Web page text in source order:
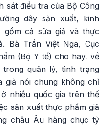
sát điều tra của Bộ Công
dây sản xuất, kinh
gồm cả sữa giả và thực
Bà Trần Việt Nga, Cục
(Bộ Y tế) cho hay, về
quản lý, tình trạng
giả nói chung không chỉ
nhiều quốc gia trên thế
sản xuất thực phẩm giả
châu Âu hàng chục tỷ